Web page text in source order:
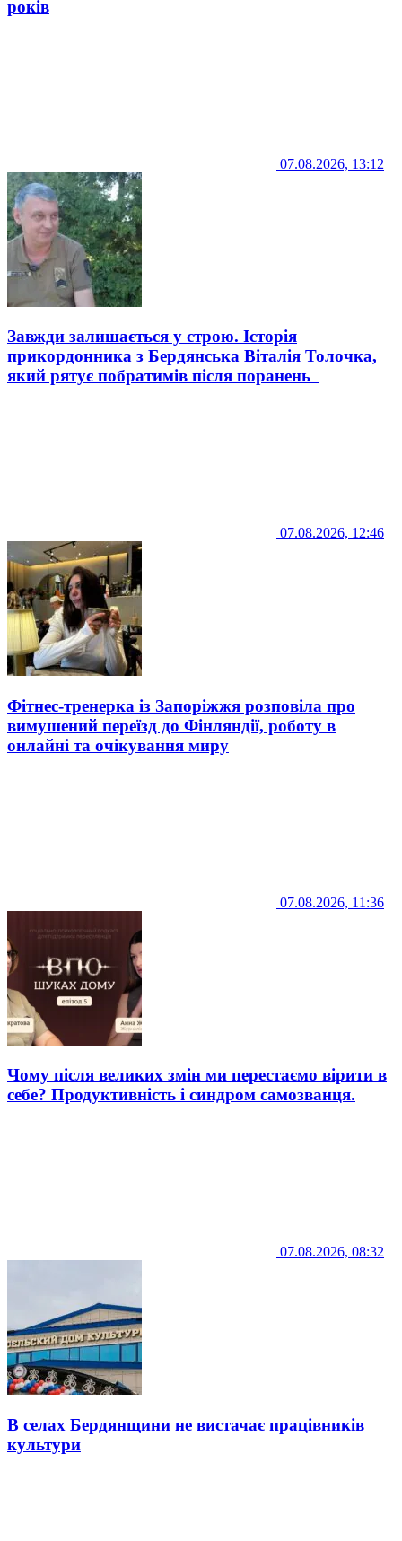
років
07.08.2026, 13:12
Завжди залишається у строю. Історія
прикордонника з Бердянська Віталія Толочка,
який рятує побратимів після поранень
07.08.2026, 12:46
Фітнес-тренерка із Запоріжжя розповіла про
вимушений переїзд до Фінляндії, роботу в
онлайні та очікування миру
07.08.2026, 11:36
Чому після великих змін ми перестаємо вірити в
себе? Продуктивність і синдром самозванця.
07.08.2026, 08:32
В селах Бердянщини не вистачає працівників
культури